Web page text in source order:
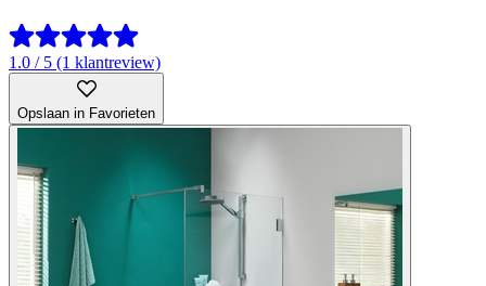
1.0 / 5 (1 klantreview)
Opslaan in Favorieten